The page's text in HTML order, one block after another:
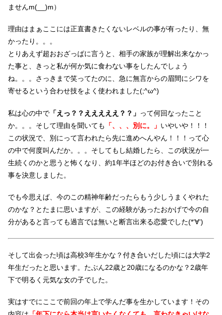
ませんm(__)m）
理由はまぁここには正直書きたくないレベルの事が有ったり、無
かったり。。。
とりあえず超おおざっぱに言うと、相手の家族が理解出来なかっ
た事と、きっと私が何か気に食わない事をしたんでしょう
ね。。。さっきまで笑ってたのに、急に無言からの眉間にシワを
寄せるという合わせ技をよく使われました(;^ω^)
私は心の中で 「えっ？？えええええ？？」 って何回なったこと
か。。。そして理由を聞いても
「、、、別に。」 いやいや！！！
この状況で、別にって言われたら先に進めへんやん！！！って心
の中で何度叫んだか。。。そしてもし結婚したら、この状況が一
生続くのかと思うと怖くなり、約1年半ほどのお付き合いで別れる
事を決意しました。
でも今思えば、今のこの精神年齢だったらもう少しうまくやれた
のかな？とたまに思いますが、この経験があったおかげで今の自
分があると言っても過言では無いと断言出来る恋愛でした(*‘∀‘)
そして出会った頃は高校3年生かな？付き合いだした頃には大学2
年生だったと思います。たぶん22歳と20歳になるのかな？2歳年
下で明るく元気な女の子でした。
実はすでにここで前回の年上で学んだ事を生かしています！その